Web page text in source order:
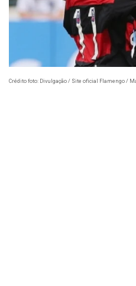
Crédito foto: Divulgação / Site oficial Flamengo /